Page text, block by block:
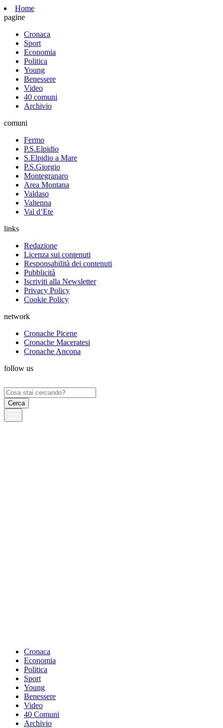
Home
pagine
Cronaca
Sport
Economia
Politica
Young
Benessere
Video
40 comuni
Archivio
comuni
Fermo
P.S.Elpidio
S.Elpidio a Mare
P.S.Giorgio
Montegranaro
Area Montana
Valdaso
Valtenna
Val d’Ete
links
Redazione
Licenza sui contenuti
Responsabilità dei contenuti
Pubblicità
Iscriviti alla Newsletter
Privacy Policy
Cookie Policy
network
Cronache Picene
Cronache Maceratesi
Cronache Ancona
follow us
Ricerca
per:
Cronaca
Economia
Politica
Sport
Young
Benessere
Video
40 Comuni
Archivio